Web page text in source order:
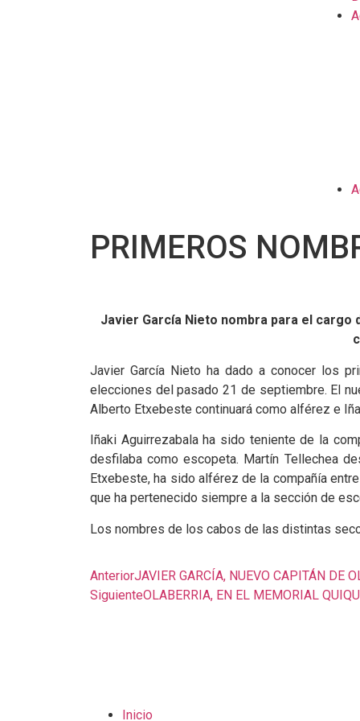
PRIMEROS
Javier García Nieto nombra para el
Javier García Nieto ha dado a conocer los
elecciones del pasado 21 de septiembre. El
Alberto Etxebeste continuará como alférez e
Iñaki Aguirrezabala ha sido teniente de la
desfilaba como escopeta. Martín Tellechea
Etxebeste, ha sido alférez de la compañía
que ha pertenecido siempre a la sección de
Los nombres de los cabos de las distintas
AnteriorJAVIER GARCÍA, NUEVO CAPITÁN DE
SiguienteOLABERRIA, EN EL MEMORIAL
Inicio